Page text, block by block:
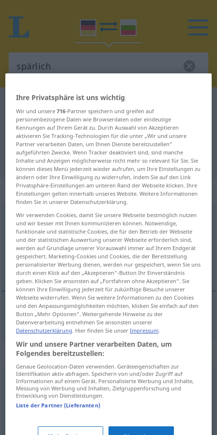
Deutsch-Bulgarisch Wörterbuch
Deutsch-Bulgarisch Übersetzung
für "spärlich"
"spärlich" Bulgarisch Übersetzung
„spärlich“
spärlich
Übersicht aller Übersetzungen
(Für mehr Details die Übersetzung anklicken/antippen)
оскъден
оскъден spärlich
Synonyme für "spärlich"
winzig,zart
Ihre Privatsphäre ist uns wichtig
Wir und unsere716-Partner speichern und greifen auf
personenbezogene Daten wie Browserdaten oder eindeutige
Kennungen auf Ihrem Gerät zu. Durch Auswahl von Akzeptieren
aktivieren Sie Tracking-Technologien für die unter „Wir und unsere
Partner verarbeiten Daten, um Ihnen Dienste bereitzustellen“
aufgeführten Zwecke. Wenn Tracker deaktiviert sind, sind manche
Inhalte und Anzeigen möglicherweise nicht mehr so relevant für Sie. Sie
können dieses Menü jederzeit wieder aufrufen, um Ihre Einstellungen zu
ändern oder Ihre Einwilligung zu widerrufen, indem Sie auf den Link
Privatsphäre-Einstellungen am unteren Rand der Webseite klicken. Ihre
Einstellungen gelten innerhalb unseres Website. Weitere Informationen
finden Sie in unserer Datenschutzerklärung.
Wir verwenden Cookies, damit Sie unsere Webseite bestmöglich nutzen
und wir besser mit Ihnen kommunizieren können. Notwendige,
funktionale und statistische Cookies, die für den Betrieb der Webseite
und der statistischen Auswertung unserer Webseite erforderlich sind,
werden auf Grundlage unserer Vorauswahl immer auf Ihrem Endgerät
gespeichert. Marketing-Cookies und Cookies, die der Bereitstellung
personalisierter Werbung dienen, werden nur gespeichert, wenn Sie uns
durch einen Klick auf den „Akzeptieren“-Button Ihr Einverständnis
geben. Klicken Sie ansonsten auf „Fortfahren ohne Akzeptieren“. Sie
können Ihre Einwilligung jederzeit für zukünftige Besuche unserer
Webseite widerrufen. Wenn Sie weitere Informationen zu den Cookies
und den Anpassungsmöglichkeiten möchten, klicken Sie einfach auf den
Button „Mehr Optionen“. Weitergehende Hinweise zu der
Datenverarbeitung entnehmen Sie ansonsten unserer
Datenschutzerklärung. Hier finden Sie unserImpressum.
Wir und unsere Partner verarbeiten Daten, um
Folgendes bereitzustellen:
Genaue Geolocation-Daten verwenden. Geräteeigenschaften zur
Identifikation aktiv abfragen. Speichern von und/oder Zugriff auf
Informationen auf einem Gerät. Personalisierte Werbung und Inhalte,
Messung von Werbung und Inhalten, Zielgruppenforschung und
Entwicklung von Dienstleistungen.
Liste der Partner (Lieferanten)